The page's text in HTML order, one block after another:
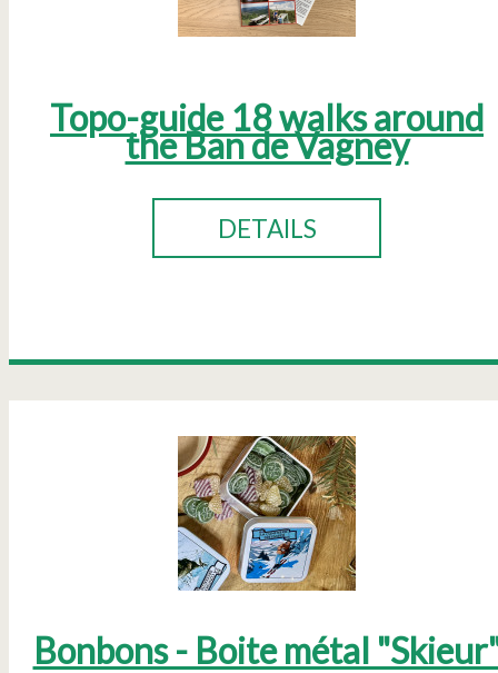
Topo-guide 18 walks around
the Ban de Vagney
DETAILS
Bonbons - Boite métal